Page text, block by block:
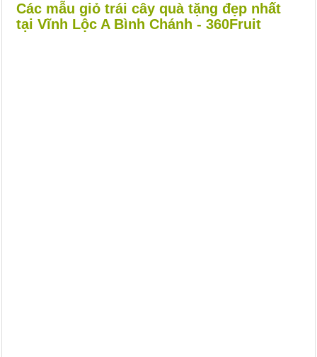
Các mẫu giỏ trái cây quà tặng đẹp nhất
tại Vĩnh Lộc A Bình Chánh - 360Fruit